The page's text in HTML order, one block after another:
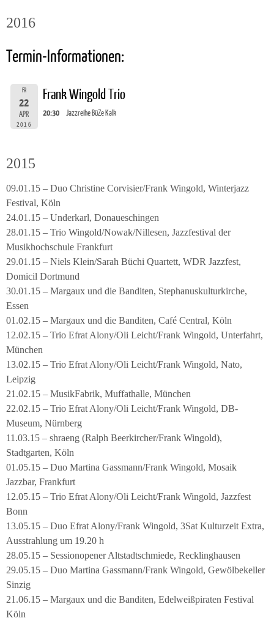
2016
Termin-Informationen:
FR
22
APR
2016
Frank Wingold Trio
20:30 Jazzreihe BüZe Kalk
2015
09.01.15 – Duo Christine Corvisier/Frank Wingold, Winterjazz
Festival, Köln
24.01.15 – Underkarl, Donaueschingen
28.01.15 – Trio Wingold/Nowak/Nillesen, Jazzfestival der
Musikhochschule Frankfurt
29.01.15 – Niels Klein/Sarah Büchi Quartett, WDR Jazzfest,
Domicil Dortmund
30.01.15 – Margaux und die Banditen, Stephanuskulturkirche,
Essen
01.02.15 – Margaux und die Banditen, Café Central, Köln
12.02.15 – Trio Efrat Alony/Oli Leicht/Frank Wingold, Unterfahrt,
München
13.02.15 – Trio Efrat Alony/Oli Leicht/Frank Wingold, Nato,
Leipzig
21.02.15 – MusikFabrik, Muffathalle, München
22.02.15 – Trio Efrat Alony/Oli Leicht/Frank Wingold, DB-
Museum, Nürnberg
11.03.15 – shraeng (Ralph Beerkircher/Frank Wingold),
Stadtgarten, Köln
01.05.15 – Duo Martina Gassmann/Frank Wingold, Mosaik
Jazzbar, Frankfurt
12.05.15 – Trio Efrat Alony/Oli Leicht/Frank Wingold, Jazzfest
Bonn
13.05.15 – Duo Efrat Alony/Frank Wingold, 3Sat Kulturzeit Extra,
Ausstrahlung um 19.20 h
28.05.15 – Sessionopener Altstadtschmiede, Recklinghausen
29.05.15 – Duo Martina Gassmann/Frank Wingold, Gewölbekeller
Sinzig
21.06.15 – Margaux und die Banditen, Edelweißpiraten Festival
Köln